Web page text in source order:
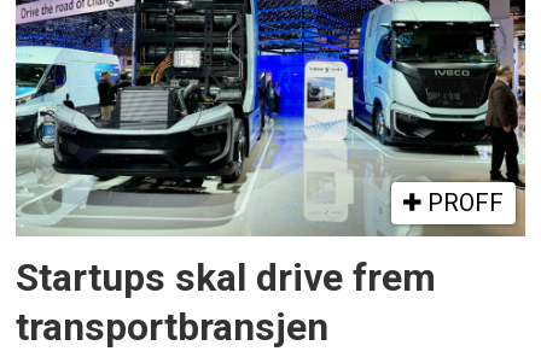
PROFF
Startups skal drive frem
transportbransjen